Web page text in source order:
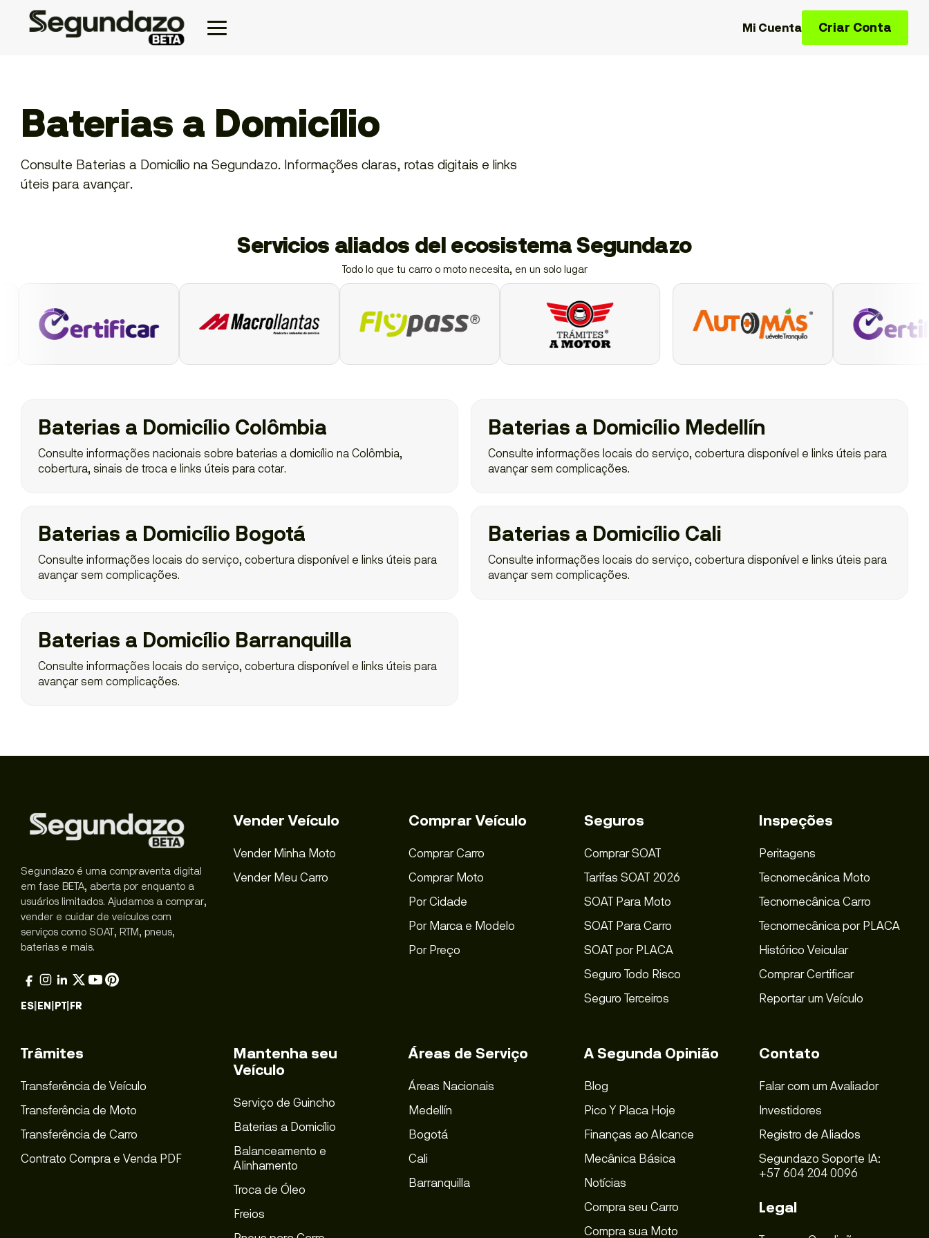
Mi Cuenta Criar Conta
Baterias a Domicílio
Consulte Baterias a Domicílio na Segundazo. Informações claras, rotas digitais e links
úteis para avançar.
Servicios aliados del ecosistema Segundazo
Todo lo que tu carro o moto necesita, en un solo lugar
Baterias a Domicílio Colômbia
Consulte informações nacionais sobre baterias a domicílio na Colômbia,
cobertura, sinais de troca e links úteis para cotar.
Baterias a Domicílio Medellín
Consulte informações locais do serviço, cobertura disponível e links úteis para
avançar sem complicações.
Baterias a Domicílio Bogotá
Consulte informações locais do serviço, cobertura disponível e links úteis para
avançar sem complicações.
Baterias a Domicílio Cali
Consulte informações locais do serviço, cobertura disponível e links úteis para
avançar sem complicações.
Baterias a Domicílio Barranquilla
Consulte informações locais do serviço, cobertura disponível e links úteis para
avançar sem complicações.
Segundazo é uma compraventa digital
em fase BETA, aberta por enquanto a
usuários limitados. Ajudamos a comprar,
vender e cuidar de veículos com
serviços como SOAT, RTM, pneus,
baterias e mais.
ES|EN|PT|FR
Vender Veículo
Vender Minha Moto
Vender Meu Carro
Comprar Veículo
Comprar Carro
Comprar Moto
Por Cidade
Por Marca e Modelo
Por Preço
Seguros
Comprar SOAT
Tarifas SOAT 2026
SOAT Para Moto
SOAT Para Carro
SOAT por PLACA
Seguro Todo Risco
Seguro Terceiros
Inspeções
Peritagens
Tecnomecânica Moto
Tecnomecânica Carro
Tecnomecânica por PLACA
Histórico Veicular
Comprar Certificar
Reportar um Veículo
Trâmites
Transferência de Veículo
Transferência de Moto
Transferência de Carro
Contrato Compra e Venda PDF
Mantenha seu
Veículo
Serviço de Guincho
Baterias a Domicílio
Balanceamento e
Alinhamento
Troca de Óleo
Freios
Áreas de Serviço
Áreas Nacionais
Medellín
Bogotá
Cali
Barranquilla
A Segunda Opinião
Blog
Pico Y Placa Hoje
Finanças ao Alcance
Mecânica Básica
Notícias
Compra seu Carro
Compra sua Moto
Contato
Falar com um Avaliador
Investidores
Registro de Aliados
Segundazo Soporte IA:
+57 604 204 0096
Legal